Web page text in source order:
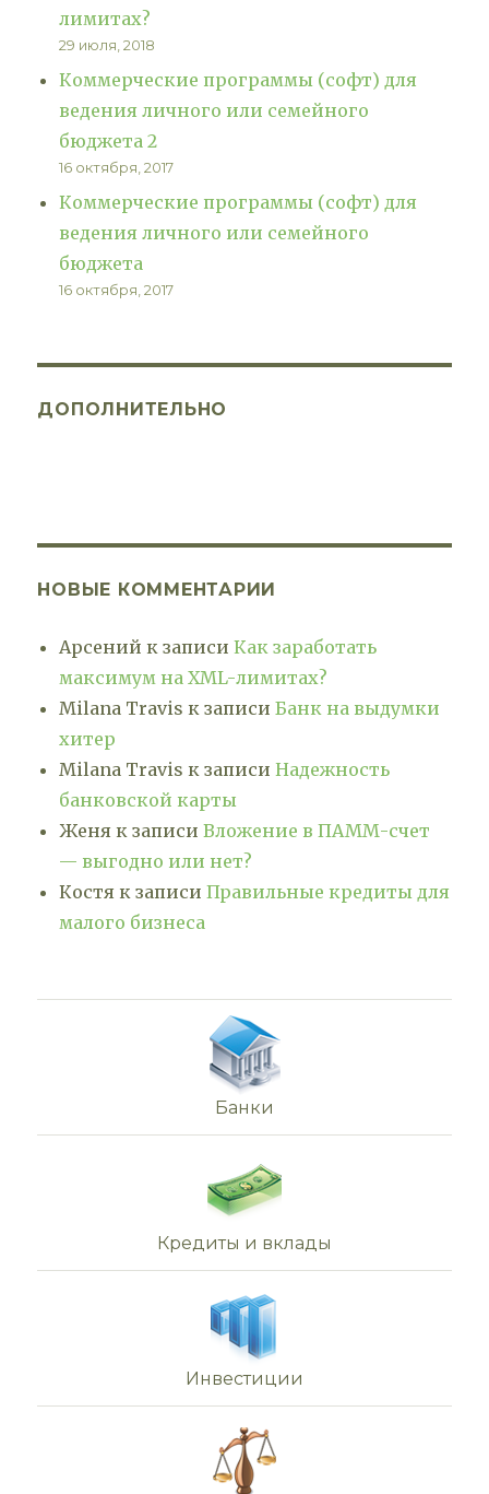
лимитах?
29 июля, 2018
Коммерческие программы (софт) для
ведения личного или семейного
бюджета 2
16 октября, 2017
Коммерческие программы (софт) для
ведения личного или семейного
бюджета
16 октября, 2017
ДОПОЛНИТЕЛЬНО
НОВЫЕ КОММЕНТАРИИ
Арсений к записиКак заработать
максимум на XML-лимитах?
Milana Travis к записиБанк на выдумки
хитер
Milana Travis к записиНадежность
банковской карты
Женя к записиВложение в ПАММ-счет
— выгодно или нет?
Костя к записиПравильные кредиты для
малого бизнеса
Банки
Кредиты и вклады
Инвестиции